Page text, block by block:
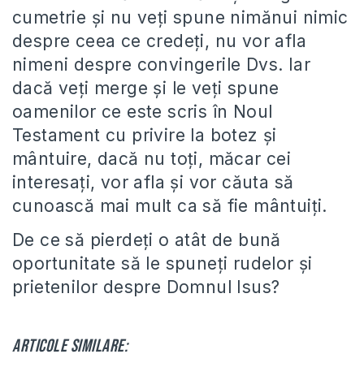
cumetrie şi nu veţi spune nimănui nimic
despre ceea ce credeţi, nu vor afla
nimeni despre convingerile Dvs. Iar
dacă veţi merge şi le veţi spune
oamenilor ce este scris în Noul
Testament cu privire la botez şi
mântuire, dacă nu toţi, măcar cei
interesaţi, vor afla şi vor căuta să
cunoască mai mult ca să fie mântuiţi.
De ce să pierdeţi o atât de bună
oportunitate să le spuneţi rudelor şi
prietenilor despre Domnul Isus?
Articole similare: